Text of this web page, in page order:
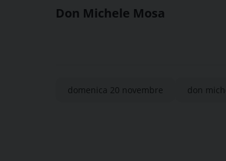
Don Michele Mosa
domenica 20 novembre don